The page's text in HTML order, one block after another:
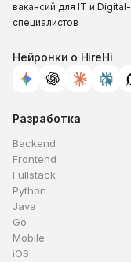
вакансий для IT и Digital-
специалистов
Нейронки о HireHi
Разработка
Backend
Frontend
Fullstack
Python
Java
Go
Mobile
iOS